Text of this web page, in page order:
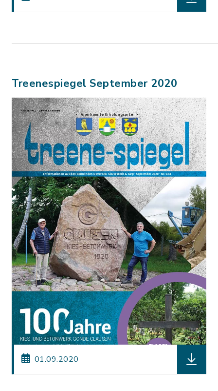
Treenespiegel September 2020
01.09.2020